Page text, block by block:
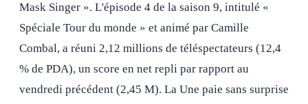
Mask Singer ». L'épisode 4 de la saison 9, intitulé «
Spéciale Tour du monde » et animé par Camille
Combal, a réuni 2,12 millions de téléspectateurs (12,4
% de PDA), un score en net repli par rapport au
vendredi précédent (2,45 M). La Une paie sans surprise